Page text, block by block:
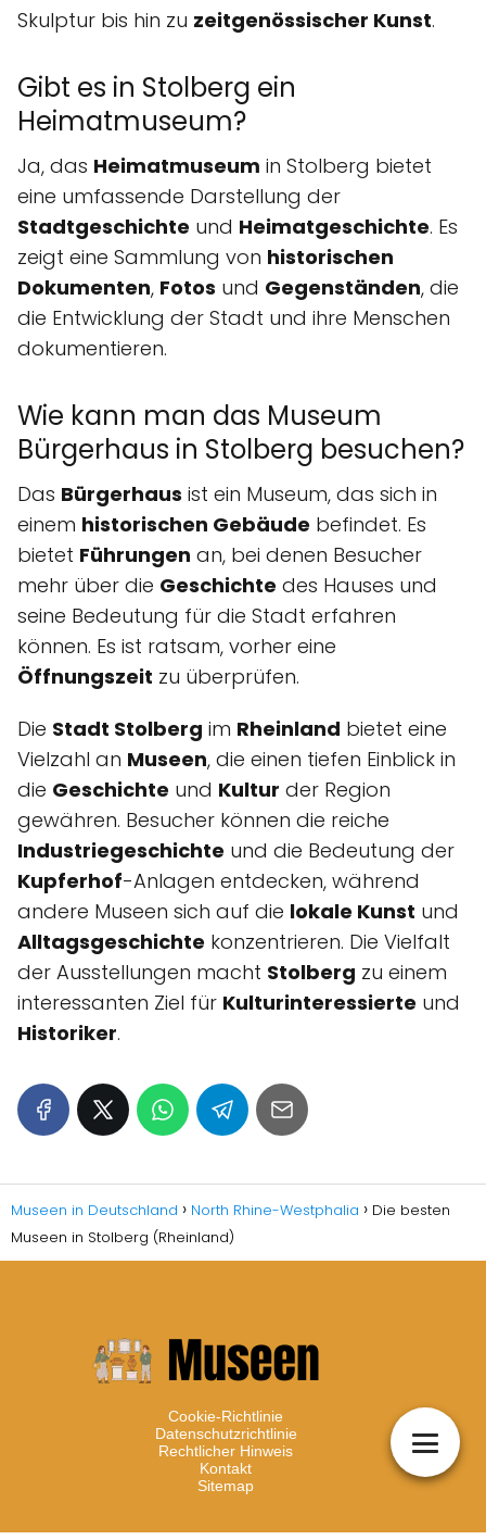
Skulptur bis hin zu zeitgenössischer Kunst.
Gibt es in Stolberg ein
Heimatmuseum?
Ja, das Heimatmuseum in Stolberg bietet
eine umfassende Darstellung der
Stadtgeschichte und Heimatgeschichte. Es
zeigt eine Sammlung von historischen
Dokumenten, Fotos und Gegenständen, die
die Entwicklung der Stadt und ihre Menschen
dokumentieren.
Wie kann man das Museum
Bürgerhaus in Stolberg besuchen?
Das Bürgerhaus ist ein Museum, das sich in
einem historischen Gebäude befindet. Es
bietet Führungen an, bei denen Besucher
mehr über die Geschichte des Hauses und
seine Bedeutung für die Stadt erfahren
können. Es ist ratsam, vorher eine
Öffnungszeit zu überprüfen.
Die Stadt Stolberg im Rheinland bietet eine
Vielzahl an Museen, die einen tiefen Einblick in
die Geschichte und Kultur der Region
gewähren. Besucher können die reiche
Industriegeschichte und die Bedeutung der
Kupferhof-Anlagen entdecken, während
andere Museen sich auf die lokale Kunst und
Alltagsgeschichte konzentrieren. Die Vielfalt
der Ausstellungen macht Stolberg zu einem
interessanten Ziel für Kulturinteressierte und
Historiker.
Museen in Deutschland North Rhine-Westphalia
Die besten
Museen in Stolberg (Rheinland)
Cookie-Richtlinie
Datenschutzrichtlinie
Rechtlicher Hinweis
Kontakt
Sitemap